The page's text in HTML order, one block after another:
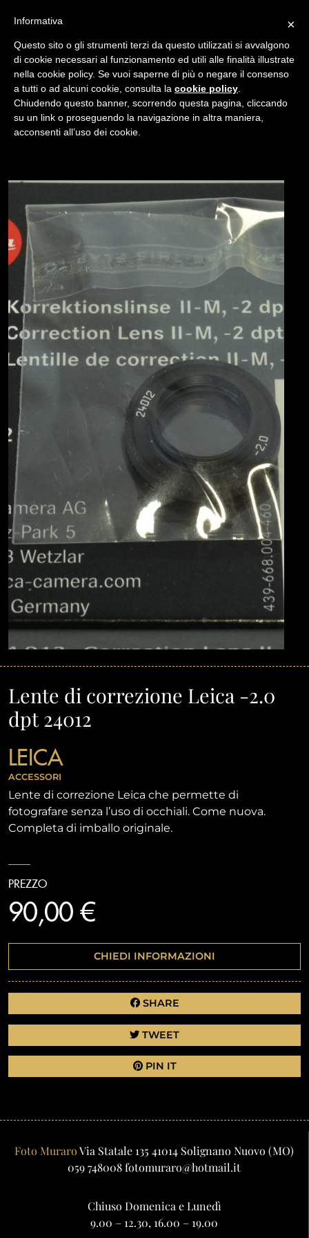
/
USATO
LENTE DI CORREZIONE LEICA -2.0 DPT 24012
NAVIGAZIONE
Lente di correzione Leica -2.0
dpt 24012
LEICA
ACCESSORI
Lente di correzione Leica che permette di
fotografare senza l’uso di occhiali. Come nuova.
Completa di imballo originale.
PREZZO
90,00 €
CHIEDI INFORMAZIONI
SHARE
TWEET
PIN IT
Foto MuraroVia Statale 135 41014 Solignano Nuovo (MO)
059 748008fotomuraro@hotmail.it
Chiuso Domenica e Lunedì
9.00 – 12.30, 16.00 – 19.00
×
Informativa
Questo sito o gli strumenti terzi da questo utilizzati si avvalgono
di cookie necessari al funzionamento ed utili alle finalità illustrate
nella cookie policy. Se vuoi saperne di più o negare il consenso
a tutti o ad alcuni cookie, consulta la cookie policy
Chiudendo questo banner, scorrendo questa pagina, cliccando
su un link o proseguendo la navigazione in altra maniera,
acconsenti all’uso dei cookie.